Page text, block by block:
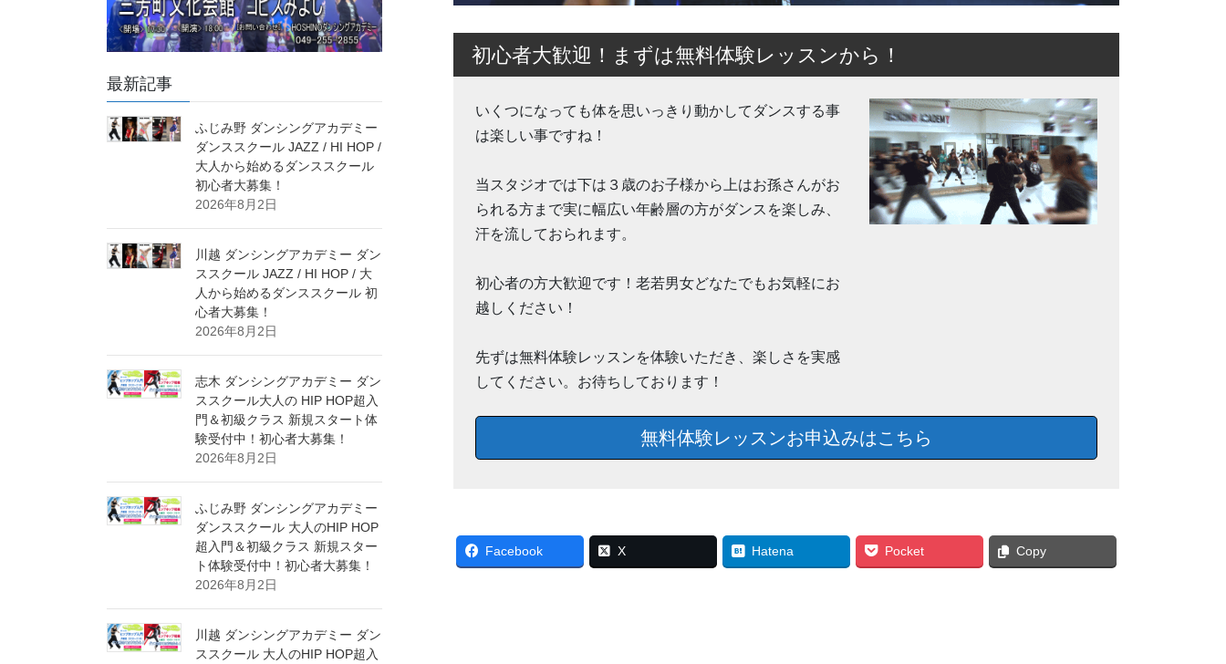
初心者大歓迎！まずは無料体験レッスンから！
いくつになっても体を思いっきり動かしてダンスする事
は楽しい事ですね！
当スタジオでは下は３歳のお子様から上はお孫さんがお
られる方まで実に幅広い年齢層の方がダンスを楽しみ、
汗を流しておられます。
初心者の方大歓迎です！老若男女どなたでもお気軽にお
越しください！
先ずは無料体験レッスンを体験いただき、楽しさを実感
してください。お待ちしております！
無料体験レッスンお申込みはこちら
Facebook X Hatena Pocket Copy
最新記事
ふじみ野 ダンシングアカデミー
ダンススクール JAZZ / HI HOP /
大人から始めるダンススクール
初心者大募集！
2026年8月2日
川越 ダンシングアカデミー ダン
ススクール JAZZ / HI HOP / 大
人から始めるダンススクール 初
心者大募集！
2026年8月2日
志木 ダンシングアカデミー ダン
ススクール大人の HIP HOP超入
門＆初級クラス 新規スタート体
験受付中！初心者大募集！
2026年8月2日
ふじみ野 ダンシングアカデミー
ダンススクール 大人のHIP HOP
超入門＆初級クラス 新規スター
ト体験受付中！初心者大募集！
2026年8月2日
川越 ダンシングアカデミー ダン
ススクール 大人のHIP HOP超入